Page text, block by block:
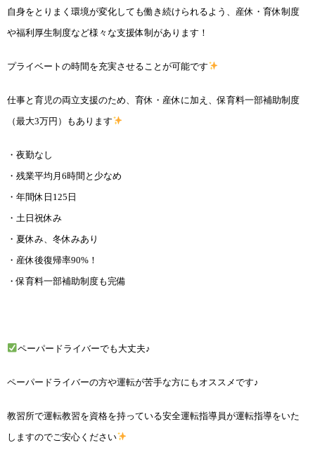
自身をとりまく環境が変化しても働き続けられるよう、産休・育休制度
や福利厚生制度など様々 な支援体制があります！
プライベートの時間を充実させることが可能です
仕事と育児の両立支援のため、育休・産休に加え、保育料一部補助制度
（最大3万円）もあります
・夜勤なし
・残業平均月6時間と少なめ
・年間休日125日
・土日祝休み
・夏休み、冬休みあり
・産休後復帰率90%！
・保育料一部補助制度も完備
ペーパードライバーでも大丈夫♪
ペーパードライバーの方や運転が苦手な方にもオススメです♪
教習所で運転教習を資格を持っている安全運転指導員が運転指導をいた
しますのでご安心ください